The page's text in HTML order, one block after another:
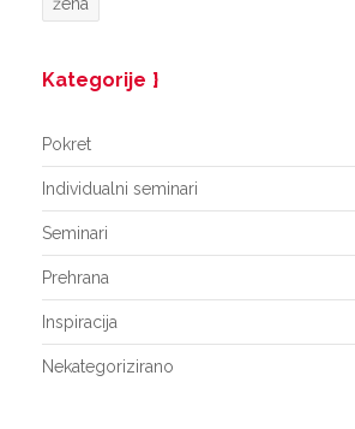
Kategorije
Pokret
Individualni seminari
Seminari
Prehrana
Inspiracija
Nekategorizirano